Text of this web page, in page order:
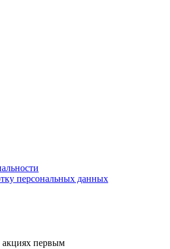
персональных данных
акциях первым